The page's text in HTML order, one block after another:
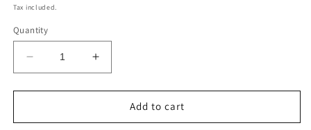
price
Tax included.
Quantity
Decrease
quantity
for
de
Increase
quantity
for
Cahier
de
Add to cart